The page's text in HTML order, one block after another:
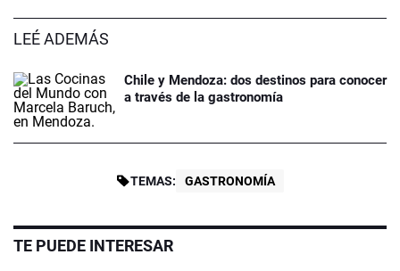
LEÉ ADEMÁS
Chile y Mendoza: dos destinos para conocer
a través de la gastronomía
TEMAS: GASTRONOMÍA
TE PUEDE INTERESAR